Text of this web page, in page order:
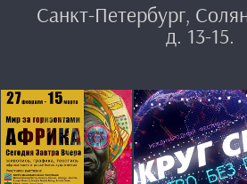
Санкт-Петербург,
д. 13-15.